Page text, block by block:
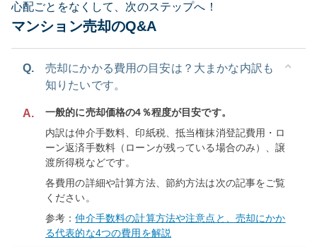
心配ごとをなくして、次のステップへ！
マンション売却のQ&A
Q.
売却にかかる費用の目安は？大まかな内訳も
知りたいです。
A.
一般的に売却価格の4％程度が目安です。
内訳は仲介手数料、印紙税、抵当権抹消登記費用・ロ
ーン返済手数料（ローンが残っている場合のみ）、譲
渡所得税などです。
各費用の詳細や計算方法、節約方法は次の記事をご覧
ください。
参考：仲介手数料の計算方法や注意点と、売却にかか
る代表的な4つの費用を解説